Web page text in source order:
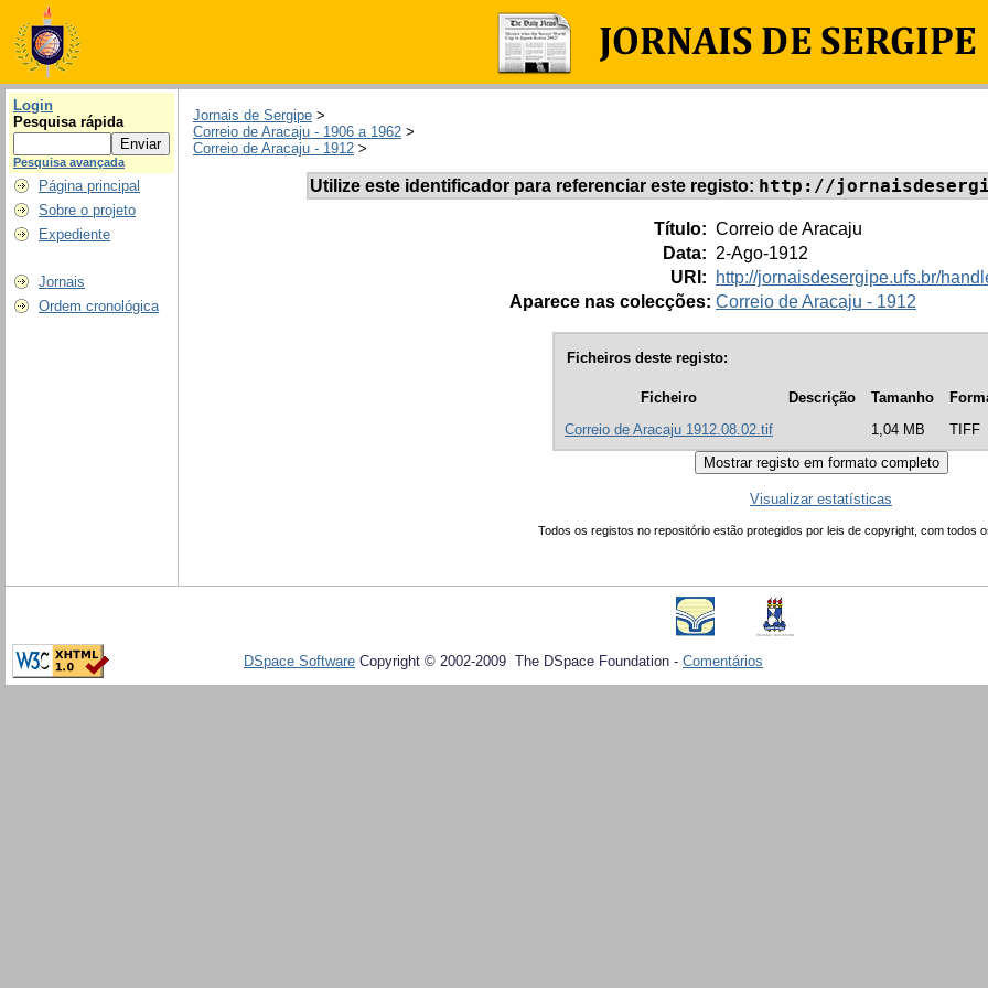
Login
Pesquisa rápida
Pesquisa avançada
Página principal
Sobre o projeto
Expediente
Jornais
Ordem cronológica
Jornais de Sergipe >
Correio de Aracaju - 1906 a 1962 >
Correio de Aracaju - 1912 >
Utilize este identificador para referenciar este registo: http://
Título: Correio de Aracaju
Data: 2-Ago-1912
URI:
http://jornaisdesergipe.ufs.br/
Aparece nas colecções: Correio de Aracaju - 1912
Ficheiros deste registo:
Ficheiro Descrição Tamanho
Correio de Aracaju 1912.08.02.tif
1,04 MB TIFF
Visualizar estatísticas
Todos os registos no repositório estão protegidos por leis de copyright, com todos
DSpace Software Copyright © 2002-2009 The DSpace Foundation - Comentários